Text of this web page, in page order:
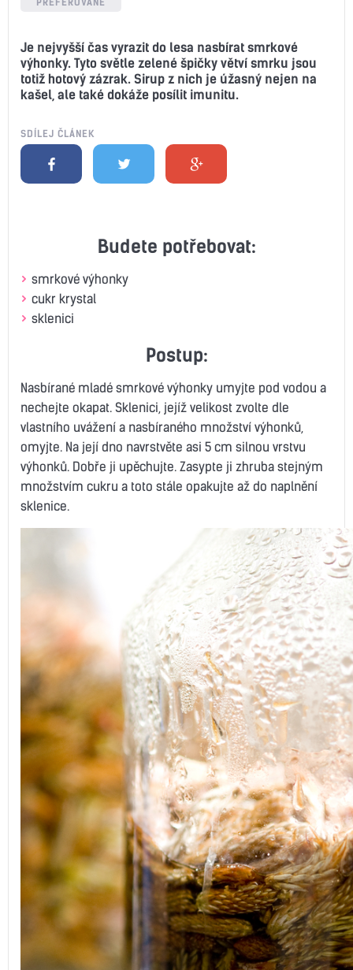
Je nejvyšší čas vyrazit do lesa nasbírat smrkové
výhonky. Tyto světle zelené špičky větví smrku jsou
totiž hotový zázrak. Sirup z nich je úžasný nejen na
kašel, ale také dokáže posílit imunitu.
SDÍLEJ ČLÁNEK
Budete potřebovat:
smrkové výhonky
cukr krystal
sklenici
Postup:
Nasbírané mladé smrkové výhonky umyjte pod vodou a
nechejte okapat. Sklenici, jejíž velikost zvolte dle
vlastního uvážení a nasbíraného množství výhonků,
omyjte. Na její dno navrstvěte asi 5 cm silnou vrstvu
výhonků. Dobře ji upěchujte. Zasypte ji zhruba stejným
množstvím cukru a toto stále opakujte až do naplnění
sklenice.